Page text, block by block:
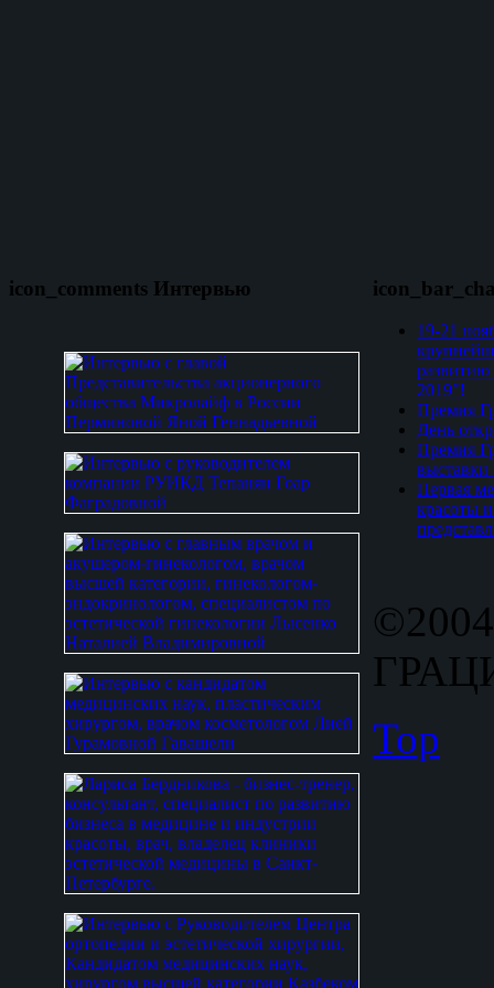
icon_comments Интервью
19-21
развитию
2019"!
Премия
День
Премия
Первая
красоты
Top